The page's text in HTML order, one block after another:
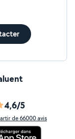
4,6/5
de 66000 avis